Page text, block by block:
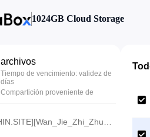
1024GB Cloud Storage
archivos
Tiempo de vencimiento: validez de
días
Compartición proveniente de